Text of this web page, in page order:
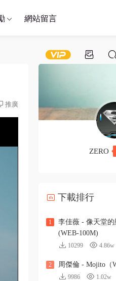
網站留言
推廣
ZERO
下載排行
1
李佳薇 - 像天堂
(WEB-100M)
10299 4.86w
2 周傑倫 - Mojito（
9986 1.02w